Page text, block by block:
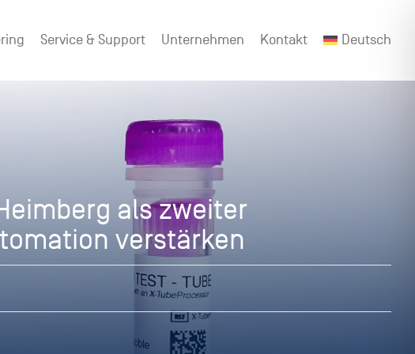
Service & Support Unternehmen Kontakt Deutsch
als zweiter
verstärken